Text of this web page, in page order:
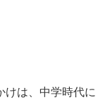
けは、中学時代に